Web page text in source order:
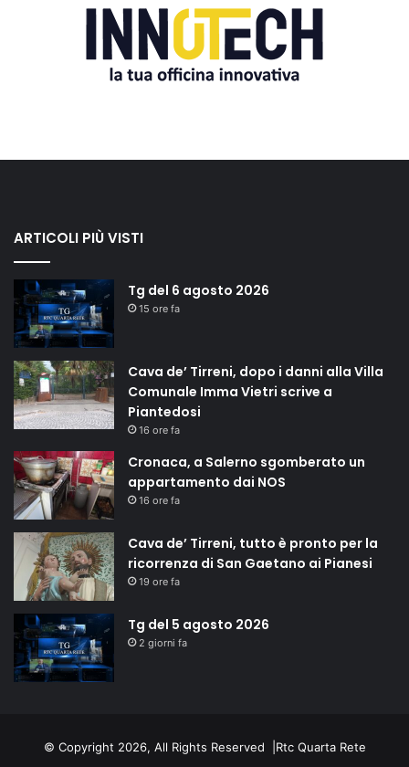
ARTICOLI PIÙ VISTI
Tg del 6 agosto 2026
15 ore fa
Cava de’ Tirreni, dopo i danni alla Villa
Comunale Imma Vietri scrive a
Piantedosi
16 ore fa
Cronaca, a Salerno sgomberato un
appartamento dai NOS
16 ore fa
Cava de’ Tirreni, tutto è pronto per la
ricorrenza di San Gaetano ai Pianesi
19 ore fa
Tg del 5 agosto 2026
2 giorni fa
© Copyright 2026, All Rights Reserved | Rtc Quarta Rete